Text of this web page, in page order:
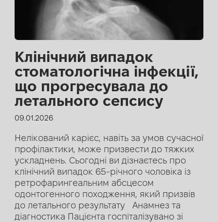
Клінічний випадок
стоматологічна інфекції,
що прогресувала до
летального сепсису
09.01.2026
Нелікований карієс, навіть за умов сучасної
профілактики, може призвести до тяжких
ускладнень. Сьогодні ви дізнаєтесь про
клінічний випадок 65-річного чоловіка із
ретрофарингеальним абсцесом
одонтогенного походження, який призвів
до летального результату Анамнез та
діагностика Пацієнта госпіталізувано зі